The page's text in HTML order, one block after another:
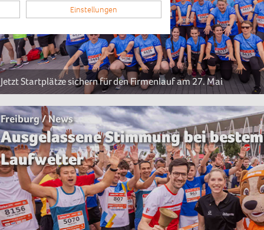
Jetzt Startplätze sichern für den Firmenlauf am 27. Mai
Freiburg / News
Ausgelassene Stimmung bei bestem
Laufwetter
Einstellungen